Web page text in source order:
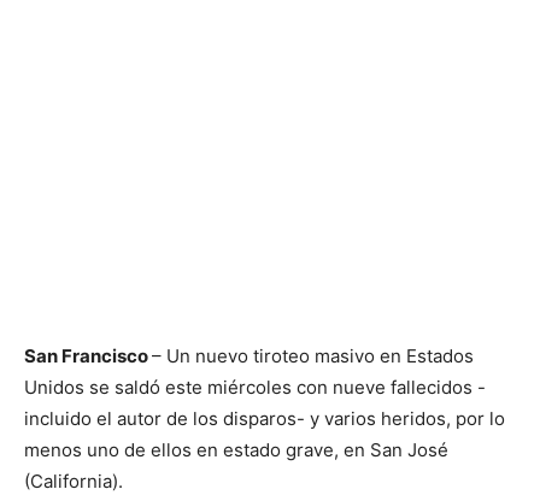
San Francisco– Un nuevo tiroteo masivo en Estados
Unidos se saldó este miércoles con nueve fallecidos -
incluido el autor de los disparos- y varios heridos, por lo
menos uno de ellos en estado grave, en San José
(California).